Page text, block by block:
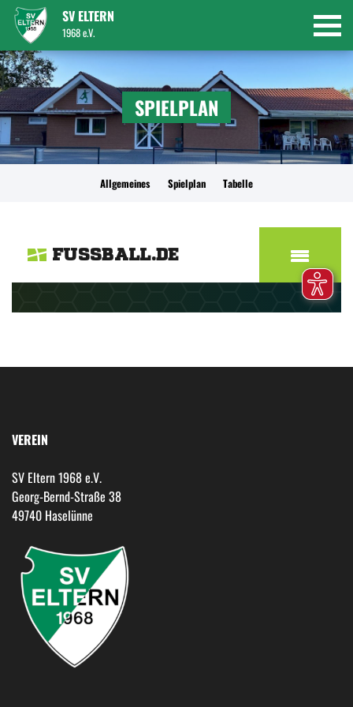
SV ELTERN
1968 e.V.
SPIELPLAN
Allgemeines Spielplan Tabelle
VEREIN
SV Eltern 1968 e.V.
Georg-Bernd-Straße 38
49740 Haselünne